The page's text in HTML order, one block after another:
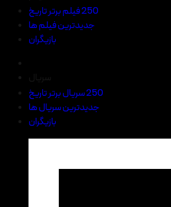
250 فیلم برتر تاریخ
جدیدترین فیلم ها
بازیگران
250 سریال برتر تاریخ
جدیدترین سریال ها
بازیگران